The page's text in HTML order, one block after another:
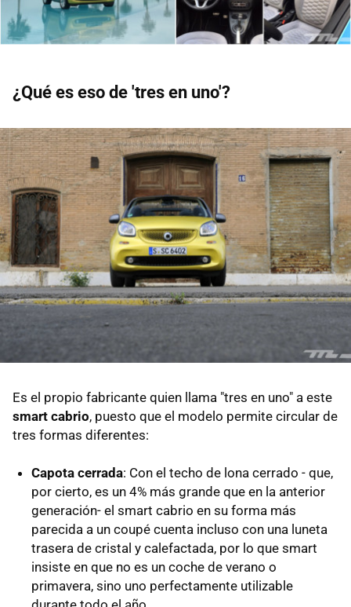
¿Qué es eso de 'tres en uno'?
Es el propio fabricante quien llama "tres en uno" a este
smart cabrio, puesto que el modelo permite circular de
tres formas diferentes:
Capota cerrada: Con el techo de lona cerrado - que,
por cierto, es un 4% más grande que en la anterior
generación- el smart cabrio en su forma más
parecida a un coupé cuenta incluso con una luneta
trasera de cristal y calefactada, por lo que smart
insiste en que no es un coche de verano o
primavera, sino uno perfectamente utilizable